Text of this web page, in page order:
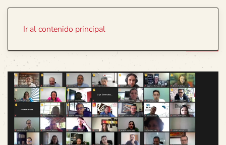
Ir al contenido principal